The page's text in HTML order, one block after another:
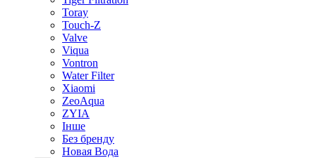
Toray
Touch-Z
Valve
Viqua
Vontron
Water Filter
Xiaomi
ZeoAqua
ZYIA
Інше
Без бренду
Новая Вода